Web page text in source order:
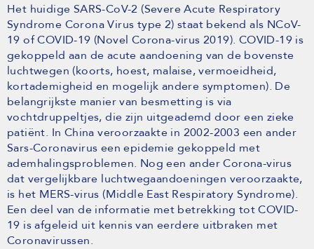
Het huidige SARS-CoV-2 (Severe Acute Respiratory
Syndrome Corona Virus type 2) staat bekend als NCoV-
19 of COVID-19 (Novel Corona-virus 2019). COVID-19 is
gekoppeld aan de acute aandoening van de bovenste
luchtwegen (koorts, hoest, malaise, vermoeidheid,
kortademigheid en mogelijk andere symptomen). De
belangrijkste manier van besmetting is via
vochtdruppeltjes, die zijn uitgeademd door een zieke
patiënt. In China veroorzaakte in 2002-2003 een ander
Sars-Coronavirus een epidemie gekoppeld met
ademhalingsproblemen. Nog een ander Corona-virus
dat vergelijkbare luchtwegaandoeningen veroorzaakte,
is het MERS-virus (Middle East Respiratory Syndrome).
Een deel van de informatie met betrekking tot COVID-
19 is afgeleid uit kennis van eerdere uitbraken met
Coronavirussen.